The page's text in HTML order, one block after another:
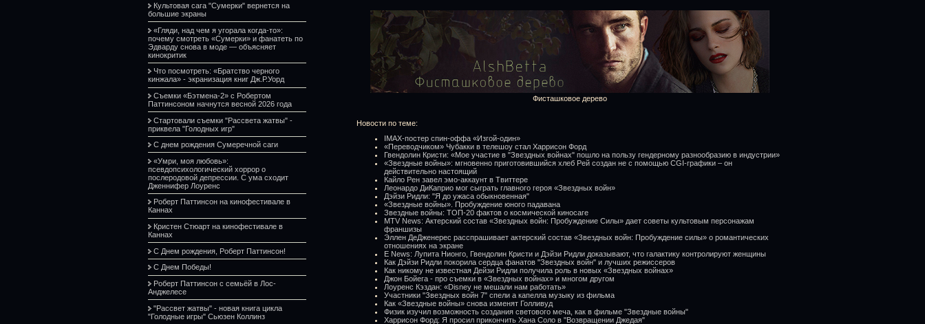
Культовая сага "Сумерки" вернется на
большие экраны
«Гляди, над чем я угорала когда-то»:
почему смотреть «Сумерки» и фанатеть по
Эдварду снова в моде — объясняет
кинокритик
Что посмотреть: «Братство черного
кинжала» - экранизация книг Дж.Р.Уорд
Съемки «Бэтмена-2» с Робертом
Паттинсоном начнутся весной 2026 года
Стартовали съемки "Рассвета жатвы" -
приквела "Голодных игр"
С днем рождения Сумеречной саги
«Умри, моя любовь»:
псевдопсихологический хоррор о
послеродовой депрессии. С ума сходит
Дженнифер Лоуренс
Роберт Паттинсон на кинофестивале в
Каннах
Кристен Стюарт на кинофестивале в
Каннах
С Днем рождения, Роберт Паттинсон!
С Днем Победы!
Роберт Паттинсон с семьёй в Лос-
Анджелесе
"Рассвет жатвы" - новая книга цикла
"Голодные игры" Сьюзен Коллинз
Фисташковое дерево
Новости по теме:
IMAX-постер спин-оффа «Изгой-один»
«Переводчиком» Чубакки в телешоу стал Харрисон Форд
Гвендолин Кристи: «Мое участие в "Звездных войнах" пошло на пользу гендерному разнообразию в индустрии»
«Звездные войны»: мгновенно приготовившийся хлеб Рей создан не с помощью CGI-графики – он
действительно настоящий
Кайло Рен завел эмо-аккаунт в Твиттере
Леонардо ДиКаприо мог сыграть главного героя «Звездных войн»
Дэйзи Ридли: "Я до ужаса обыкновенная"
«Звездные войны». Пробуждение юного падавана
Звездные войны: ТОП-20 фактов о космической киносаге
MTV News: Актерский состав «Звездных войн: Пробуждение Силы» дает советы культовым персонажам
франшизы
Эллен ДеДженерес расспрашивает актерский состав «Звездных войн: Пробуждение силы» о романтических
отношениях на экране
E News: Лупита Нионго, Гвендолин Кристи и Дэйзи Ридли доказывают, что галактику контролируют женщины
Как Дэйзи Ридли покорила сердца фанатов "Звездных войн" и лучших режиссеров
Как никому не известная Дейзи Ридли получила роль в новых «Звездных войнах»
Джон Бойега - про съемки в «Звездных войнах» и многом другом
Лоуренс Кэздан: «Disney не мешали нам работать»
Участники "Звездных войн 7" спели а капелла музыку из фильма
Как «Звездные войны» снова изменят Голливуд
Физик изучил возможность создания светового меча, как в фильме "Звездные войны"
Харрисон Форд: Я просил прикончить Хана Соло в "Возвращении Джедая"